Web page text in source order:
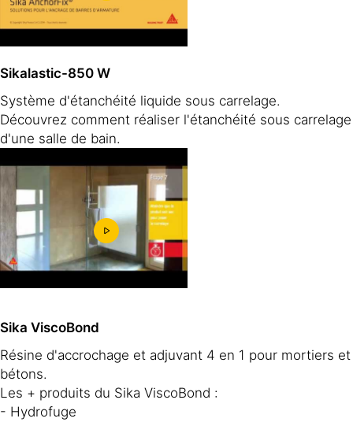
Sikalastic-850 W
Système d'étanchéité liquide sous carrelage.
Découvrez comment réaliser l'étanchéité sous carrelage
d'une salle de bain.
Sika ViscoBond
Résine d'accrochage et adjuvant 4 en 1 pour mortiers et
bétons.
Les + produits du Sika ViscoBond :
- Hydrofuge